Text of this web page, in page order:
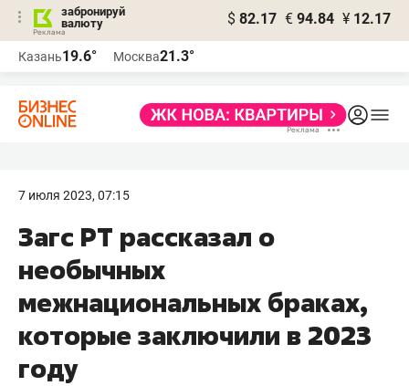
забронируй
валюту
$ 82.17 € 94.84 ¥ 12.17
Казань19.6° Москва21.3°
7 июля 2023, 07:15
Загс РТ рассказал о
необычных
межнациональных браках,
которые заключили в 2023
году